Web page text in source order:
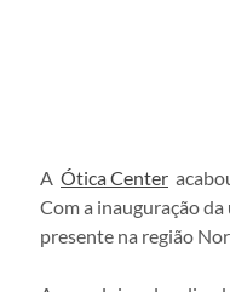
A Ótica Center
Com a inauguração
presente na região